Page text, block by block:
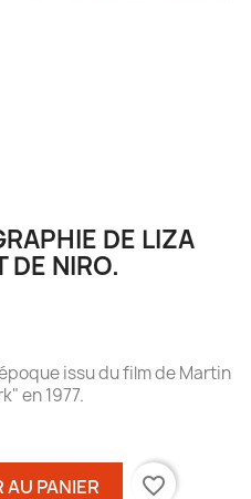
DE LIZA
DE NIRO.
issu du film de Martin
en 1977.
AU PANIER favorite_border